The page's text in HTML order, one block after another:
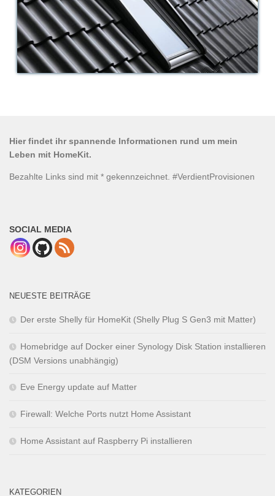
Hier findet ihr spannende Informationen rund um mein
Leben mit HomeKit.
Bezahlte Links sind mit * gekennzeichnet. #VerdientProvisionen
SOCIAL MEDIA
NEUESTE BEITRÄGE
Der erste Shelly für HomeKit (Shelly Plug S Gen3 mit Matter)
Homebridge auf Docker einer Synology Disk Station installieren
(DSM Versions unabhängig)
Eve Energy update auf Matter
Firewall: Welche Ports nutzt Home Assistant
Home Assistant auf Raspberry Pi installieren
KATEGORIEN